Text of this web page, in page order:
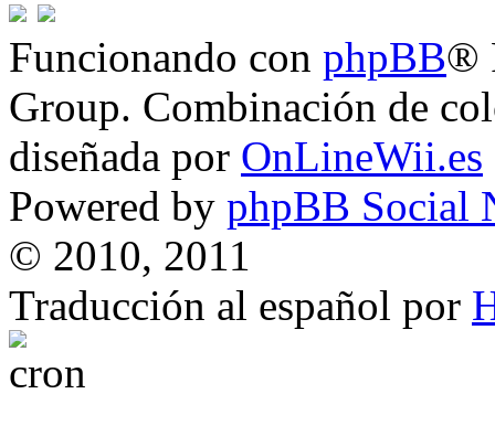
Funcionando con phpBB®
Group. Combinación de
diseñada por OnLineWii.es
Powered by phpBB Social
© 2010, 2011
Traducción al español por